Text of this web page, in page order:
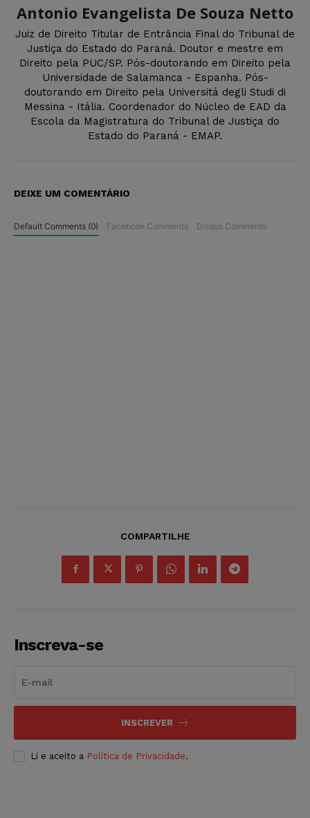
Antonio Evangelista De Souza Netto
Juiz de Direito Titular de Entrância Final do Tribunal de
Justiça do Estado do Paraná. Doutor e mestre em
Direito pela PUC/SP. Pós-doutorando em Direito pela
Universidade de Salamanca - Espanha. Pós-
doutorando em Direito pela Universitá degli Studi di
Messina - Itália. Coordenador do Núcleo de EAD da
Escola da Magistratura do Tribunal de Justiça do
Estado do Paraná - EMAP.
DEIXE UM COMENTÁRIO
Default Comments (0) Facebook Comments Disqus Comments
COMPARTILHE
Inscreva-se
INSCREVER
Li e aceito a Política de Privacidade.